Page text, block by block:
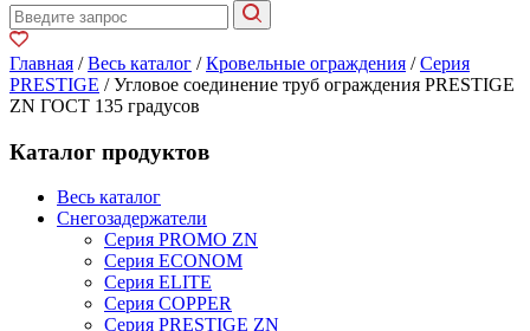
Главная /Весь каталог /Кровельные ограждения /Серия
PRESTIGE / Угловое соединение труб ограждения PRESTIGE
ZN ГОСТ 135 градусов
Каталог продуктов
Весь каталог
Снегозадержатели
Серия PROMO ZN
Серия ECONOM
Серия ELITE
Серия COPPER
Серия PRESTIGE ZN